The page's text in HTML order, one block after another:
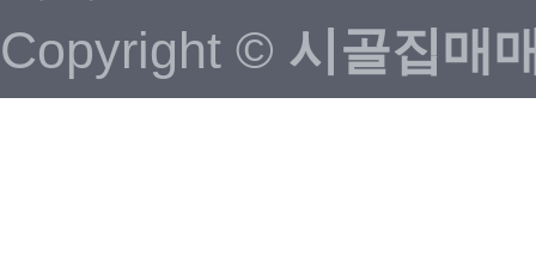
Copyright © 시골집매